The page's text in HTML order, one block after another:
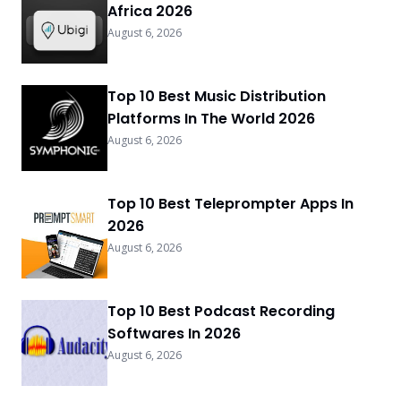
Africa 2026
August 6, 2026
Top 10 Best Music Distribution
Platforms In The World 2026
August 6, 2026
Top 10 Best Teleprompter Apps In
2026
August 6, 2026
Top 10 Best Podcast Recording
Softwares In 2026
August 6, 2026